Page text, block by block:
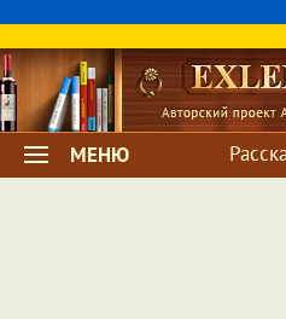
МЕНЮ